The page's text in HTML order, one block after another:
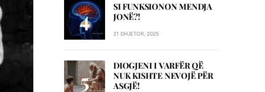
SI FUNKSIONON MENDJA
JONË?!
21 DHJETOR, 2025
DIOGJENI I VARFËR QË
NUK KISHTE NEVOJË PËR
ASGJË!